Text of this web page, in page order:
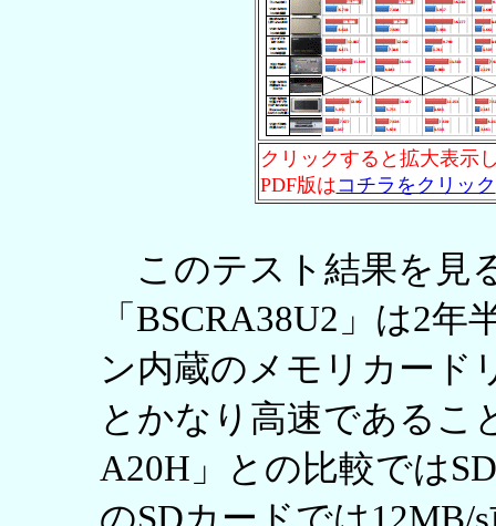
クリックすると拡大表示
PDF版はコチラをクリック
このテスト結果を見
「BSCRA38U2」は2
ン内蔵のメモリカード
とかなり高速であるこ
A20H」との比較では